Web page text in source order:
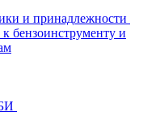
и принадлежности
бензоинструменту и